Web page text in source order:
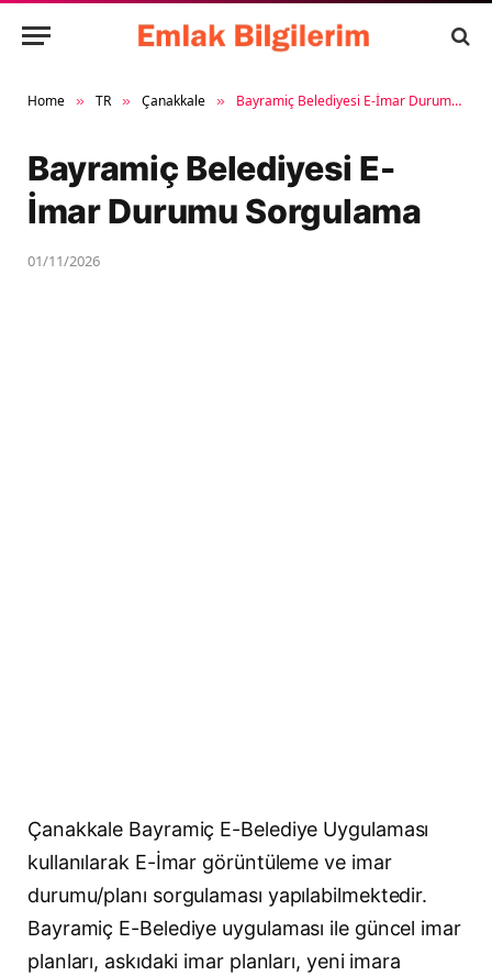
Home » TR » Çanakkale » Bayramiç Belediyesi E-İmar Durumu Sorgulama
Bayramiç Belediyesi E-
İmar Durumu Sorgulama
01/11/2026
Çanakkale Bayramiç E-Belediye Uygulaması
kullanılarak E-İmar görüntüleme ve imar
durumu/planı sorgulaması yapılabilmektedir.
Bayramiç E-Belediye uygulaması ile güncel imar
planları, askıdaki imar planları, yeni imara